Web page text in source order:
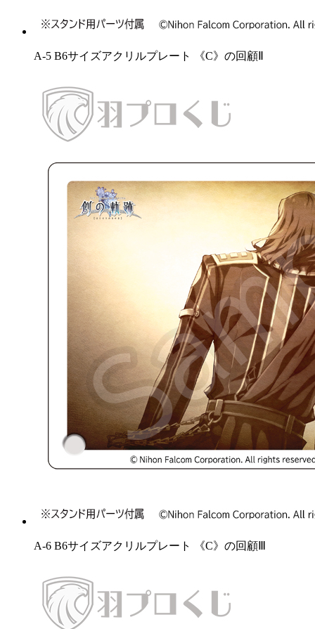
A-5 B6サイズアクリルプレート 《C》の回顧Ⅱ
A-6 B6サイズアクリルプレート 《C》の回顧Ⅲ